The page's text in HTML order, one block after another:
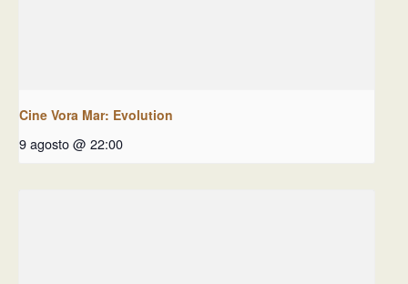
Cine Vora Mar: Evolution
9 agosto @ 22:00